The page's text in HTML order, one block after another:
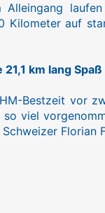
Kilometer auf
km lang
Bestzeit vor
viel
Florian